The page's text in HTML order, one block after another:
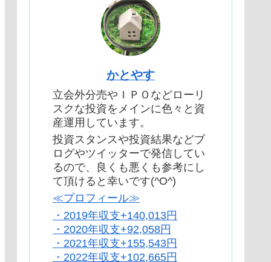
かとやす
立会外分売やＩＰＯなどローリ
スクな投資をメインに色々と資
産運用しています。
投資スタンスや投資結果などブ
ログやツイッターで発信してい
るので、良くも悪くも参考にし
て頂けると幸いです(^O^)
≪プロフィール≫
・2019年収支+140,013円
・2020年収支+92,058円
・2021年収支+155,543円
・2022年収支+102,665円